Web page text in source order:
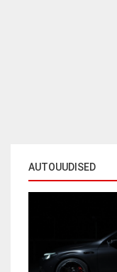
AUTOUUDISED